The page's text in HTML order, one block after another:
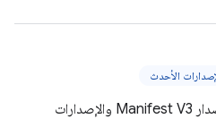
لا تتوافق الوعود إلا مع الإصدار Manifest V3 والإصدارات